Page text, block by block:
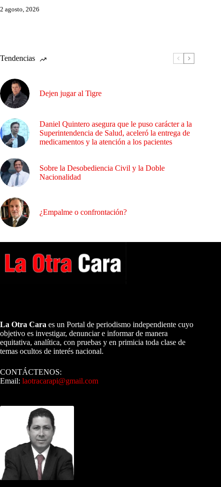
2 agosto, 2026
Tendencias
Dejen jugar al Tigre
Daniel Quintero asegura que le puso carácter a la
Superintendencia de Salud, aceleró la entrega de
medicamentos y la atención a los pacientes
Sobre la Desobediencia Civil y la Doble
Nacionalidad
¿Empalme o confrontación?
La Otra Cara es un Portal de periodismo independiente cuyo
objetivo es investigar, denunciar e informar de manera
equitativa, analítica, con pruebas y en primicia toda clase de
temas ocultos de interés nacional.
CONTÁCTENOS:
Email: laotracarapi@gmail.com